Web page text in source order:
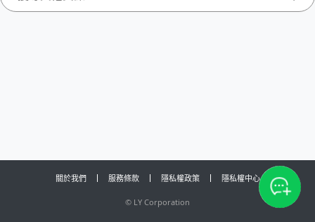
關於我們 服務條款 隱私權政策 隱私權中心
© LY Corporation